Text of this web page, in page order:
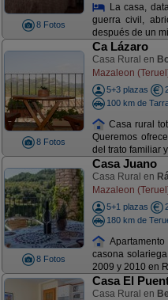
8 Fotos
La casa,
guerra civil,
después de un
8 Fotos
Ca Lázaro
Casa Rural en
Mazaleon
5+3 plazas
100 km de
Casa rural
Queremos
del trato familiar
8 Fotos
Casa Juano
Casa Rural en
Mazaleon
5+1 plazas
180 km de
casona
2009 y 2010 en
Casa El
Casa Rural en